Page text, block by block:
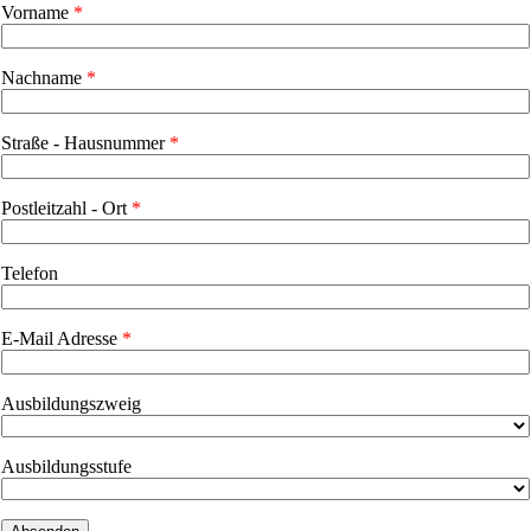
Vorname
Nachname
Straße - Hausnummer
Postleitzahl - Ort
Telefon
E-Mail Adresse
Ausbildungszweig
Ausbildungsstufe